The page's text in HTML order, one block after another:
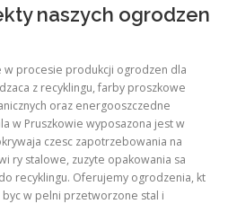
naszych ogrodzen
w procesie produkcji ogrodzen dla
z recyklingu, farby proszkowe
oraz energooszczedne
w Pruszkowie wyposazona jest w
czesc zapotrzebowania na
ry stalowe, zuzyte opakowania sa
recyklingu. Oferujemy ogrodzenia, kt
w pelni przetworzone stal i